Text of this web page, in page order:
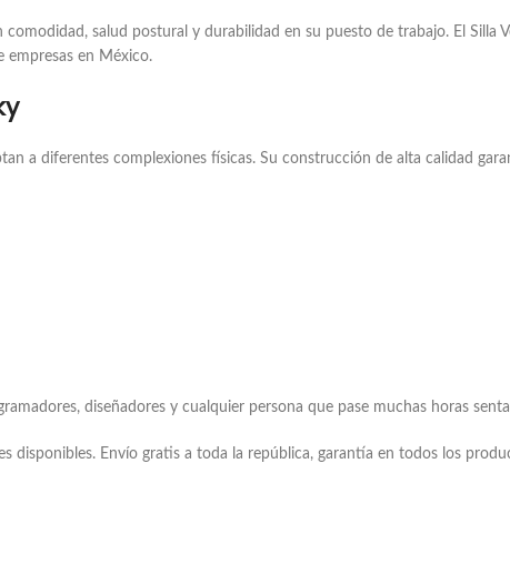
comodidad, salud postural y durabilidad en su puesto de trabajo. El Silla
empresas en México.
a diferentes complexiones físicas. Su construcción de alta calidad
diseñadores y cualquier persona que pase muchas horas
disponibles. Envío gratis a toda la república, garantía en todos los